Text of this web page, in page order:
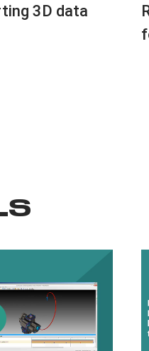
3D data